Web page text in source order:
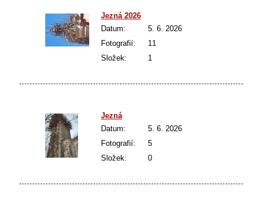
Jezná 2026
Datum:
5. 6. 2026
Fotografií:
11
Složek:
1
Jezná
Datum:
5. 6. 2026
Fotografií:
5
Složek:
0